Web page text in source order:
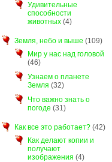
Удивительные
способности
животных(4)
Земля, небо и выше (109)
Мир у нас над головой
(46)
Узнаем о планете
Земля (32)
Что важно знать о
погоде (31)
Как все это работает?(42)
Как делают копии и
получают
изображения (4)